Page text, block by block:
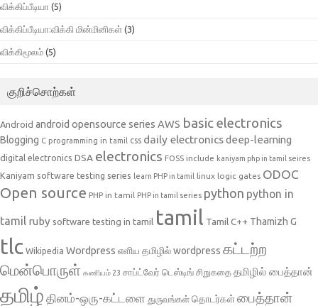
விக்கிப்பீடியா (5)
விக்கிப்பீடியா:விக்கி மின்மினிகள் (3)
விக்கிமூலம் (5)
குறிச்சொற்கள்
Android android opensource series AWS basic electronics
Blogging C programming in tamil css daily electronicsdeep-learning
digital electronics DSA electronics FOSS include kaniyam php in tamil seires
Kaniyam software testing series learn PHP in tamil linux logic gates ODOC
Open source PHP in tamil PHP in tamil series python python in
tamil ruby software testing in tamil tamil Tamil C++ Thamizh G
tlc Wikipedia Wordpress எளிய தமிழில் wordpress கட்டற்ற
மென்பொருள் கணியம் 23 சாப்ட்வேர் டெஸ்டிங் சிறுகதை தமிழில் பைத்தான்
தமிழ் தினம்-ஒரு-கட்டளை துருவங்கள் தொடர்கள்பைத்தான்